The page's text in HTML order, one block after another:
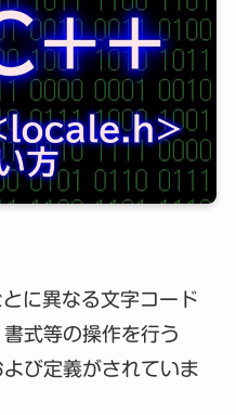
に異なる文字コード
式等の操作を行う
び定義がされていま